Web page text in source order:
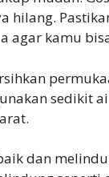
hilang.
agar kamu
sedikit
dan